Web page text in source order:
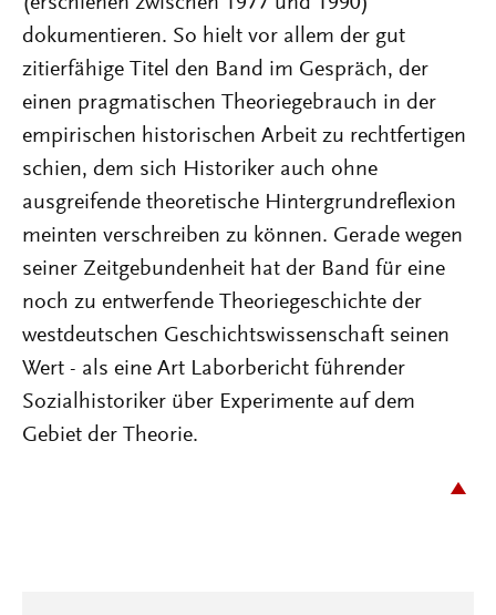
dokumentieren. So hielt vor allem der gut
zitierfähige Titel den Band im Gespräch, der
einen pragmatischen Theoriegebrauch in der
empirischen historischen Arbeit zu rechtfertigen
schien, dem sich Historiker auch ohne
ausgreifende theoretische Hintergrundreflexion
meinten verschreiben zu können. Gerade wegen
seiner Zeitgebundenheit hat der Band für eine
noch zu entwerfende Theoriegeschichte der
westdeutschen Geschichtswissenschaft seinen
Wert - als eine Art Laborbericht führender
Sozialhistoriker über Experimente auf dem
Gebiet der Theorie.